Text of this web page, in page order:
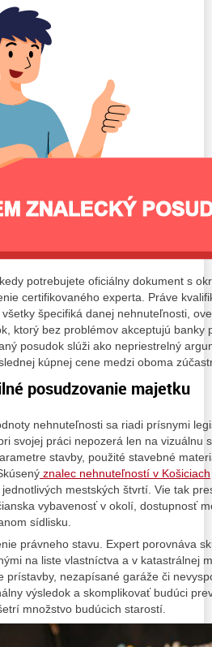
potrebujete oficiálny dokument s
certifikovaného experta. Práve
špecifiká danej nehnuteľnosti,
ktorý bez problémov akceptujú banky
posudok slúži ako nepriestrelný
kúpnej cene medzi oboma
posudzovanie majetku
nehnuteľnosti sa riadi prísnymi
svojej práci nepozerá len na vizuálnu
stavby, použité stavebné
znalec nehnuteľností v Košiciach
mestských štvrtí. Vie tak
vybavenosť v okolí, dostupnosť
sídlisku.
právneho stavu. Expert porovnáva
na liste vlastníctva a v katastrálnej
prístavby, nezapísané garáže či
výsledok a skomplikovať budúci
množstvo budúcich starostí.